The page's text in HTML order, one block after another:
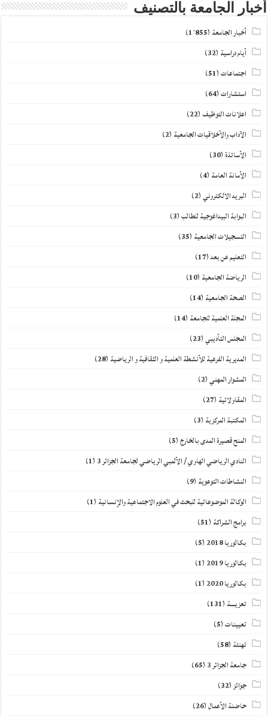
أخبار الجامعة بالتصنيف
أخبار الجامعة (1٬855)
أيام دراسية (32)
اجتماعات(51)
استشارات(64)
اعلانات التوظيف (22)
الآداب والأخلاقيات الجامعية (2)
الأساتذة(30)
الأمانة العامة (4)
البريد الالكتروني(2)
البوابة البيداغوجية للطالب(3)
التسجيلات الجامعية (35)
التعليم عن بعد(17)
الرياضة الجامعية (10)
الصحة الجامعية (14)
المجلة العلمية للجامعة (14)
المجلس التأديبي(23)
المديرية الفرعية للأنشطة العلمية و الثقافية و الرياضية (28)
المشوار المهني(2)
المقاولاتية (27)
المكتبة المركزية (3)
المنح قصيرة المدى بالخارج(5)
النادي الرياضي الهاوي / الألمبي الرياضي لجامعة الجزائر 3 (1)
النشاطات التوعوية (9)
الوكالة الموضوعاتية للبحث في العلوم الاجتماعية والإنسانية (1)
برامج الشراكة (51)
بكالوريا 2018
(5)
بكالوريا 2019
(1)
بكالوريا 2020
(1)
تعزيــــة (131)
تعيينات(5)
تهنئة (58)
جامعة الجزائر 3 (65)
جوائز(32)
حاضنة الأعمال(26)